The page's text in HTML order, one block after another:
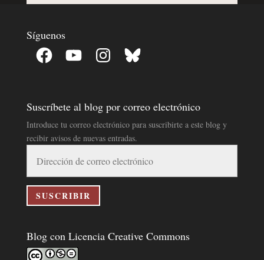
Síguenos
Facebook YouTube InstagramBluesky
Suscríbete al blog por correo electrónico
Introduce tu correo electrónico para suscribirte a este blog y
recibir avisos de nuevas entradas.
correo
electrónico
SUSCRIBIR
Blog con Licencia Creative Commons